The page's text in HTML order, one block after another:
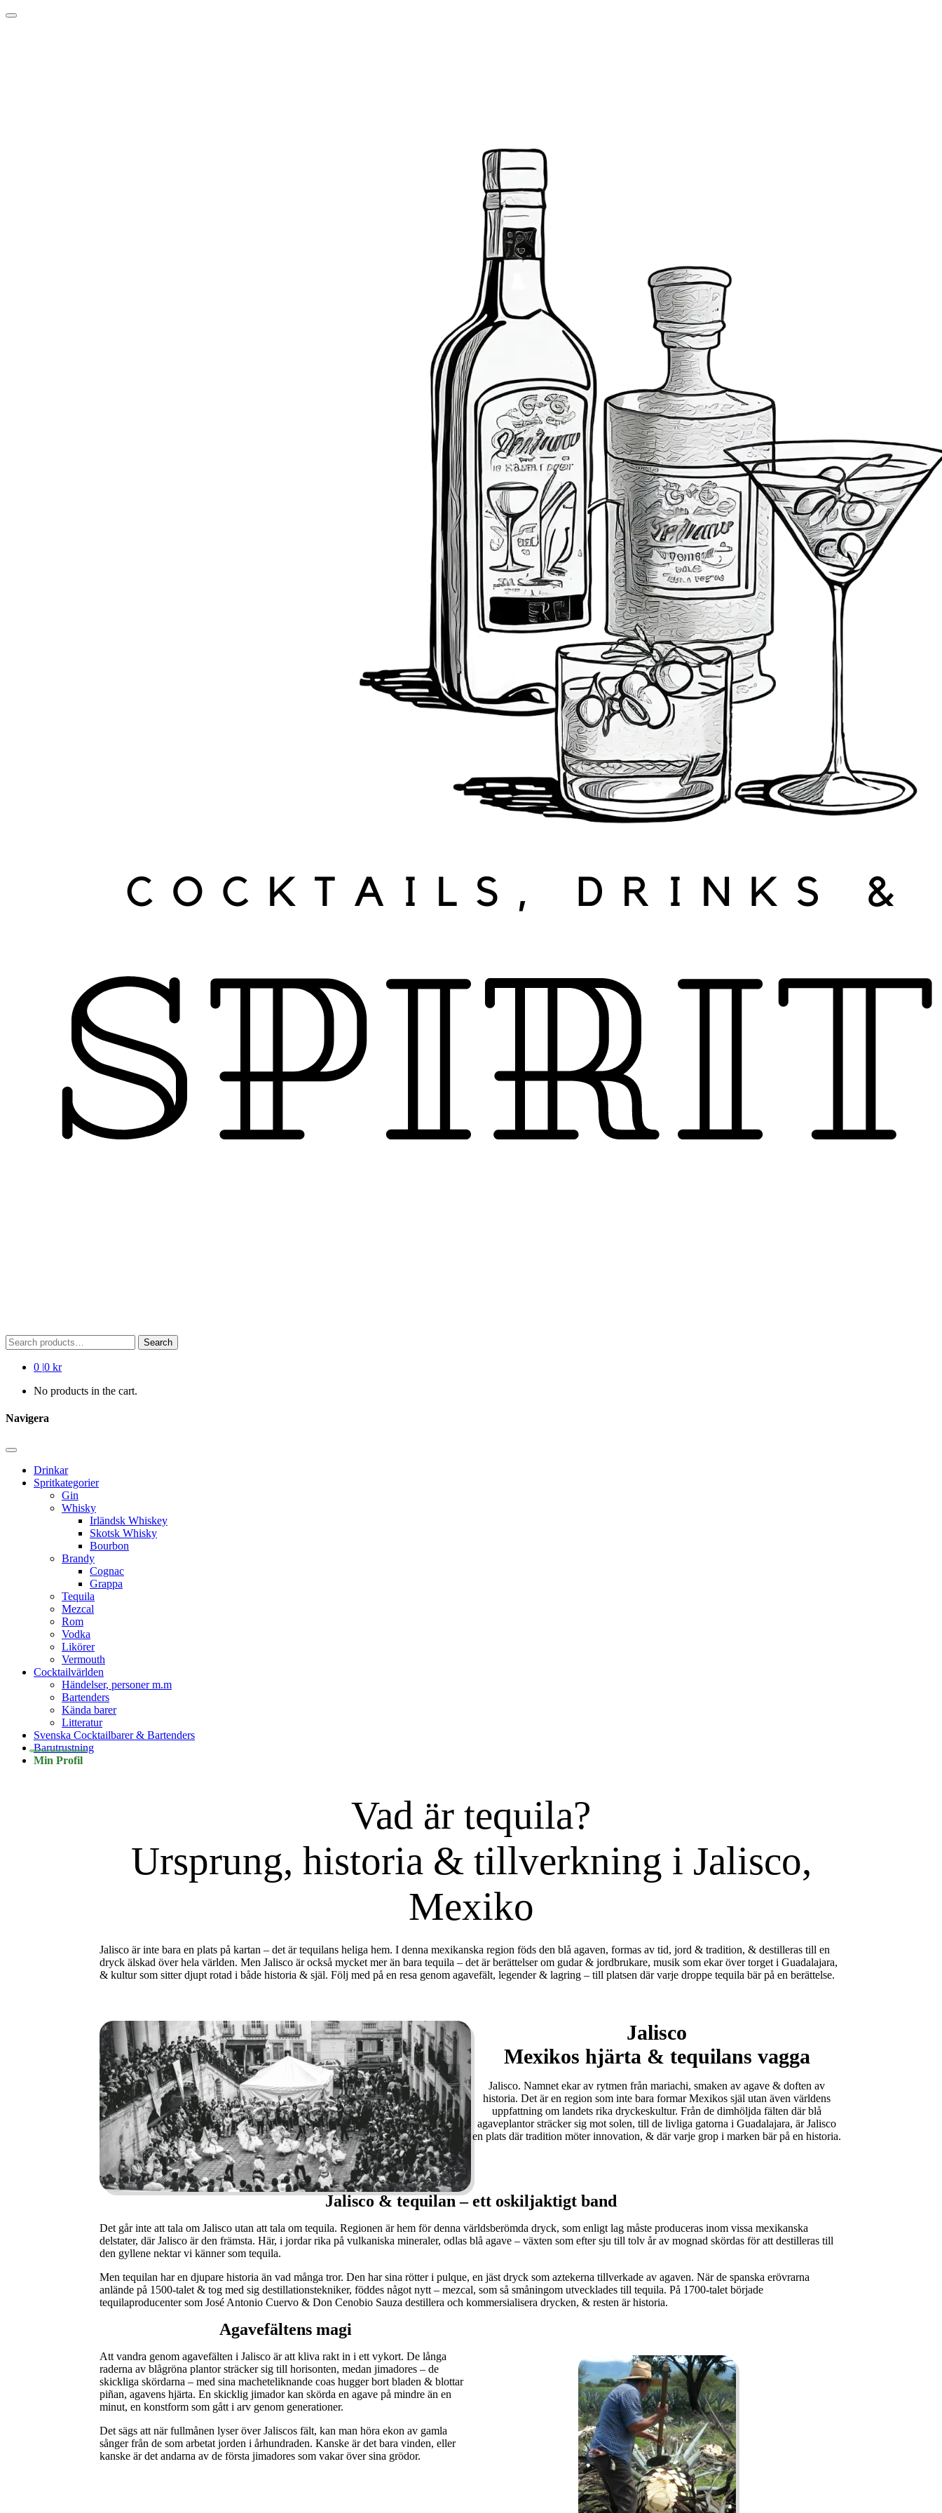
Skip
Search
for:
Search
0 |0 kr
No products in the cart.
Navigera
Drinkar
Spritkategorier
Gin
Whisky
Irländsk Whiskey
Skotsk Whisky
Bourbon
Brandy
Cognac
Grappa
Tequila
Mezcal
Rom
Vodka
Likörer
Vermouth
Cocktailvärlden
Händelser, personer m.m
Bartenders
Kända barer
Litteratur
Svenska Cocktailbarer & Bartenders
Barutrustning
Min Profil
Vad är tequila?
Ursprung, historia & tillverkning i Jalisco,
Mexiko
Jalisco är inte bara en plats på kartan – det är tequilans heliga hem. I denna mexikanska region föds den blå agaven, formas av tid, jord & tradition, & destilleras till en
dryck älskad över hela världen. Men Jalisco är också mycket mer än bara tequila – det är berättelser om gudar & jordbrukare, musik som ekar över torget i Guadalajara,
& kultur som sitter djupt rotad i både historia & själ. Följ med på en resa genom agavefält, legender & lagring – till platsen där varje droppe tequila bär på en berättelse.
Jalisco
Mexikos hjärta & tequilans vagga
Jalisco. Namnet ekar av rytmen från mariachi, smaken av agave & doften av
historia. Det är en region som inte bara formar Mexikos själ utan även världens
uppfattning om landets rika dryckeskultur. Från de dimhöljda fälten där blå
agaveplantor sträcker sig mot solen, till de livliga gatorna i Guadalajara, är Jalisco
en plats där tradition möter innovation, & där varje grop i marken bär på en historia.
Jalisco & tequilan – ett oskiljaktigt band
Det går inte att tala om Jalisco utan att tala om tequila. Regionen är hem för denna världsberömda dryck, som enligt lag måste produceras inom vissa mexikanska
delstater, där Jalisco är den främsta. Här, i jordar rika på vulkaniska mineraler, odlas blå agave – växten som efter sju till tolv år av mognad skördas för att destilleras till
den gyllene nektar vi känner som tequila.
Men tequilan har en djupare historia än vad många tror. Den har sina rötter i pulque, en jäst dryck som aztekerna tillverkade av agaven. När de spanska erövrarna
anlände på 1500-talet & tog med sig destillationstekniker, föddes något nytt – mezcal, som så småningom utvecklades till tequila. På 1700-talet började
tequilaproducenter som José Antonio Cuervo & Don Cenobio Sauza destillera och kommersialisera drycken, & resten är historia.
Agavefältens magi
Att vandra genom agavefälten i Jalisco är att kliva rakt in i ett vykort. De långa
raderna av blågröna plantor sträcker sig till horisonten, medan jimadores – de
skickliga skördarna – med sina macheteliknande coas hugger bort bladen & blottar
piñan, agavens hjärta. En skicklig jimador kan skörda en agave på mindre än en
minut, en konstform som gått i arv genom generationer.
Det sägs att när fullmånen lyser över Jaliscos fält, kan man höra ekon av gamla
sånger från de som arbetat jorden i århundraden. Kanske är det bara vinden, eller
kanske är det andarna av de första jimadores som vakar över sina grödor.